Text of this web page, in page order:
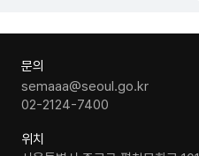
문의
semaaa@seoul.go.kr
02-2124-7400
위치